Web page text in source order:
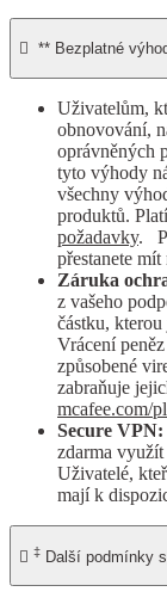
 ** Bezplatné
Uživatelům,
obnovování,
oprávněných
tyto výhody
všechny
produktů.
požadavky.
přestanete
Záruka
z vašeho
částku,
Vrácení
způsobené
zabraňuje
mcafee.com/
Secure VPN:
zdarma
Uživatelé,
mají k
 ‡ Další podmínky